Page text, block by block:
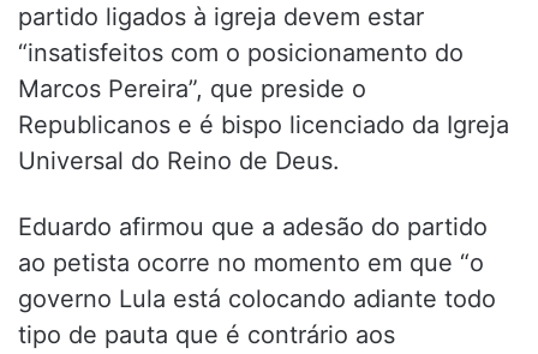
partido ligados à igreja devem estar
“insatisfeitos com o posicionamento do
Marcos Pereira”, que preside o
Republicanos e é bispo licenciado da Igreja
Universal do Reino de Deus.
Eduardo afirmou que a adesão do partido
ao petista ocorre no momento em que “o
governo Lula está colocando adiante todo
tipo de pauta que é contrário aos